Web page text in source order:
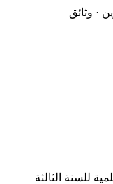
للسنة الثالثة